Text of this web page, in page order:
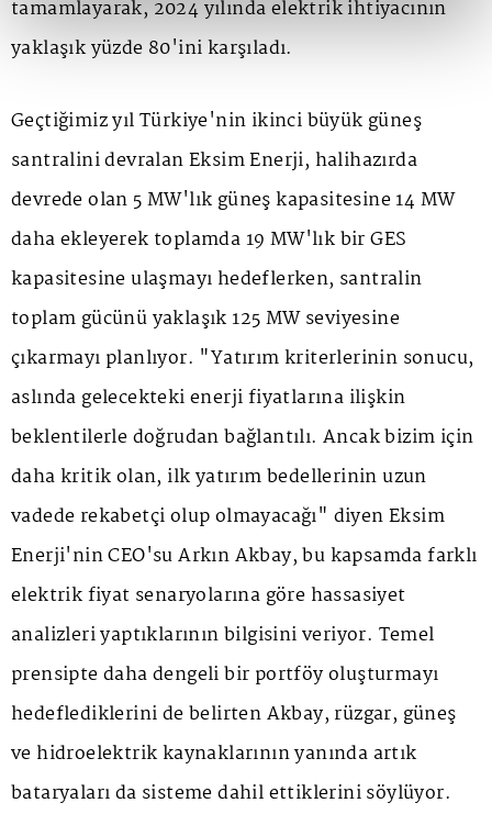
tamamlayarak, 2024 yılında elektrik ihtiyacının
yaklaşık yüzde 80'ini karşıladı.
Geçtiğimiz yıl Türkiye'nin ikinci büyük güneş
santralini devralan Eksim Enerji, halihazırda
devrede olan 5 MW'lık güneş kapasitesine 14 MW
daha ekleyerek toplamda 19 MW'lık bir GES
kapasitesine ulaşmayı hedeflerken, santralin
toplam gücünü yaklaşık 125 MW seviyesine
çıkarmayı planlıyor. "Yatırım kriterlerinin sonucu,
aslında gelecekteki enerji fiyatlarına ilişkin
beklentilerle doğrudan bağlantılı. Ancak bizim için
daha kritik olan, ilk yatırım bedellerinin uzun
vadede rekabetçi olup olmayacağı" diyen Eksim
Enerji'nin CEO'su Arkın Akbay, bu kapsamda farklı
elektrik fiyat senaryolarına göre hassasiyet
analizleri yaptıklarının bilgisini veriyor. Temel
prensipte daha dengeli bir portföy oluşturmayı
hedeflediklerini de belirten Akbay, rüzgar, güneş
ve hidroelektrik kaynaklarının yanında artık
bataryaları da sisteme dahil ettiklerini söylüyor.